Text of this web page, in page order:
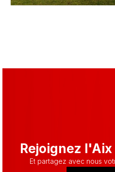
Rejoignez
Et partagez avec nous